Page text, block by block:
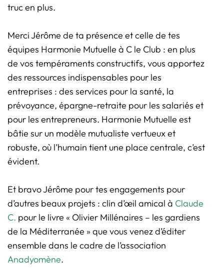
truc en plus.
Merci Jérôme de ta présence et celle de tes
équipes Harmonie Mutuelle à C le Club : en plus
de vos tempéraments constructifs, vous apportez
des ressources indispensables pour les
entreprises : des services pour la santé, la
prévoyance, épargne-retraite pour les salariés et
pour les entrepreneurs. Harmonie Mutuelle est
bâtie sur un modèle mutualiste vertueux et
robuste, où l’humain tient une place centrale, c’est
évident.
Et bravo Jérôme pour tes engagements pour
d’autres beaux projets : clin d’œil amical à Claude
C. pour le livre « Olivier Millénaires – les gardiens
de la Méditerranée » que vous venez d’éditer
ensemble dans le cadre de l’association
Anadyomène.